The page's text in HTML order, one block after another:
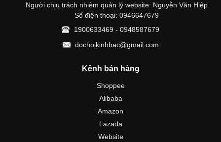
Người chịu trách nhiệm quản lý website: Nguyễn Văn Hiệp
Số điện thoại: 0946647679
1900633469 - 0948587679
dochoikinhbac@gmail.com
Kênh bán hàng
Shoppee
Alibaba
Amazon
Lazada
Website